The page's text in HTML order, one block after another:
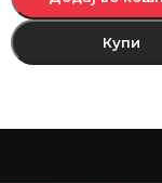
Купи